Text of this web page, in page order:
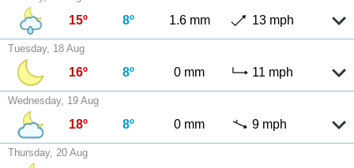
15º 8º 1.6 mm 13 mph
Tuesday, 18 Aug
16º 8º 0 mm 11 mph
Wednesday, 19 Aug
18º 8º 0 mm 9 mph
Thursday, 20 Aug